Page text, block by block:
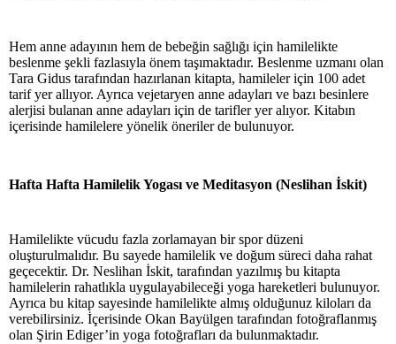
Hem anne adayının hem de bebeğin sağlığı için hamilelikte
beslenme şekli fazlasıyla önem taşımaktadır. Beslenme uzmanı olan
Tara Gidus tarafından hazırlanan kitapta, hamileler için 100 adet
tarif yer allıyor. Ayrıca vejetaryen anne adayları ve bazı besinlere
alerjisi bulanan anne adayları için de tarifler yer alıyor. Kitabın
içerisinde hamilelere yönelik öneriler de bulunuyor.
Hafta Hafta Hamilelik Yogası ve Meditasyon (Neslihan İskit)
Hamilelikte vücudu fazla zorlamayan bir spor düzeni
oluşturulmalıdır. Bu sayede hamilelik ve doğum süreci daha rahat
geçecektir. Dr. Neslihan İskit, tarafından yazılmış bu kitapta
hamilelerin rahatlıkla uygulayabileceği yoga hareketleri bulunuyor.
Ayrıca bu kitap sayesinde hamilelikte almış olduğunuz kiloları da
verebilirsiniz. İçerisinde Okan Bayülgen tarafından fotoğraflanmış
olan Şirin Ediger’in yoga fotoğrafları da bulunmaktadır.